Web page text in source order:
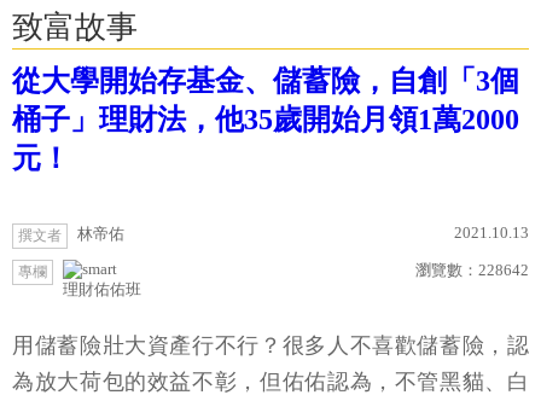
致富故事
從大學開始存基金、儲蓄險，自創「3個
桶子」理財法，他35歲開始月領1萬2000
元！
撰文者 林帝佑 2021.10.13
專欄
理財佑佑班
瀏覽數： 228642
用儲蓄險壯大資產行不行？很多人不喜歡儲蓄險，認
為放大荷包的效益不彰，但佑佑認為，不管黑貓、白